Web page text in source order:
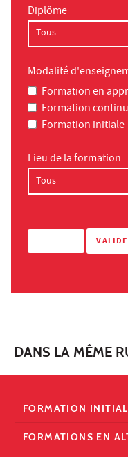
Diplôme
Modalité
Formation en
Formation
Formation initiale
Lieu de la formation
DANS LA MÊME
FORMATION
FORMATIONS EN